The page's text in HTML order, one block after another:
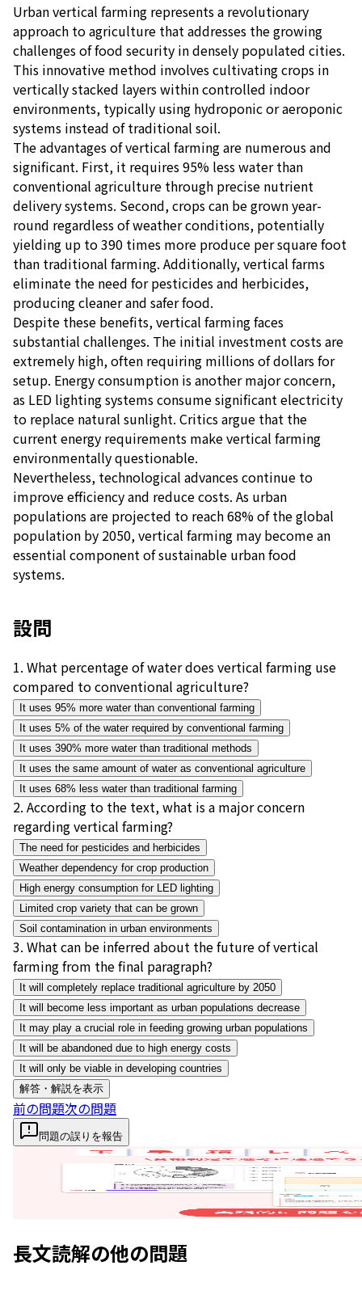
Urban vertical farming represents a revolutionary
approach to agriculture that addresses the growing
challenges of food security in densely populated cities.
This innovative method involves cultivating crops in
vertically stacked layers within controlled indoor
environments, typically using hydroponic or aeroponic
systems instead of traditional soil.
The advantages of vertical farming are numerous and
significant. First, it requires 95% less water than
conventional agriculture through precise nutrient
delivery systems. Second, crops can be grown year-
round regardless of weather conditions, potentially
yielding up to 390 times more produce per square foot
than traditional farming. Additionally, vertical farms
eliminate the need for pesticides and herbicides,
producing cleaner and safer food.
Despite these benefits, vertical farming faces
substantial challenges. The initial investment costs are
extremely high, often requiring millions of dollars for
setup. Energy consumption is another major concern,
as LED lighting systems consume significant electricity
to replace natural sunlight. Critics argue that the
current energy requirements make vertical farming
environmentally questionable.
Nevertheless, technological advances continue to
improve efficiency and reduce costs. As urban
populations are projected to reach 68% of the global
population by 2050, vertical farming may become an
essential component of sustainable urban food
systems.
設問
1. What percentage of water does vertical farming use
compared to conventional agriculture?
It uses 95% more water than conventional farming
It uses 5% of the water required by conventional farming
It uses 390% more water than traditional methods
It uses the same amount of water as conventional agriculture
It uses 68% less water than traditional farming
2. According to the text, what is a major concern
regarding vertical farming?
The need for pesticides and herbicides
Weather dependency for crop production
High energy consumption for LED lighting
Limited crop variety that can be grown
Soil contamination in urban environments
3. What can be inferred about the future of vertical
farming from the final paragraph?
It will completely replace traditional agriculture by 2050
It will become less important as urban populations decrease
It may play a crucial role in feeding growing urban populations
It will be abandoned due to high energy costs
It will only be viable in developing countries
解答・解説を表示
前の問題次の問題
問題の誤りを報告
長文読解の他の問題